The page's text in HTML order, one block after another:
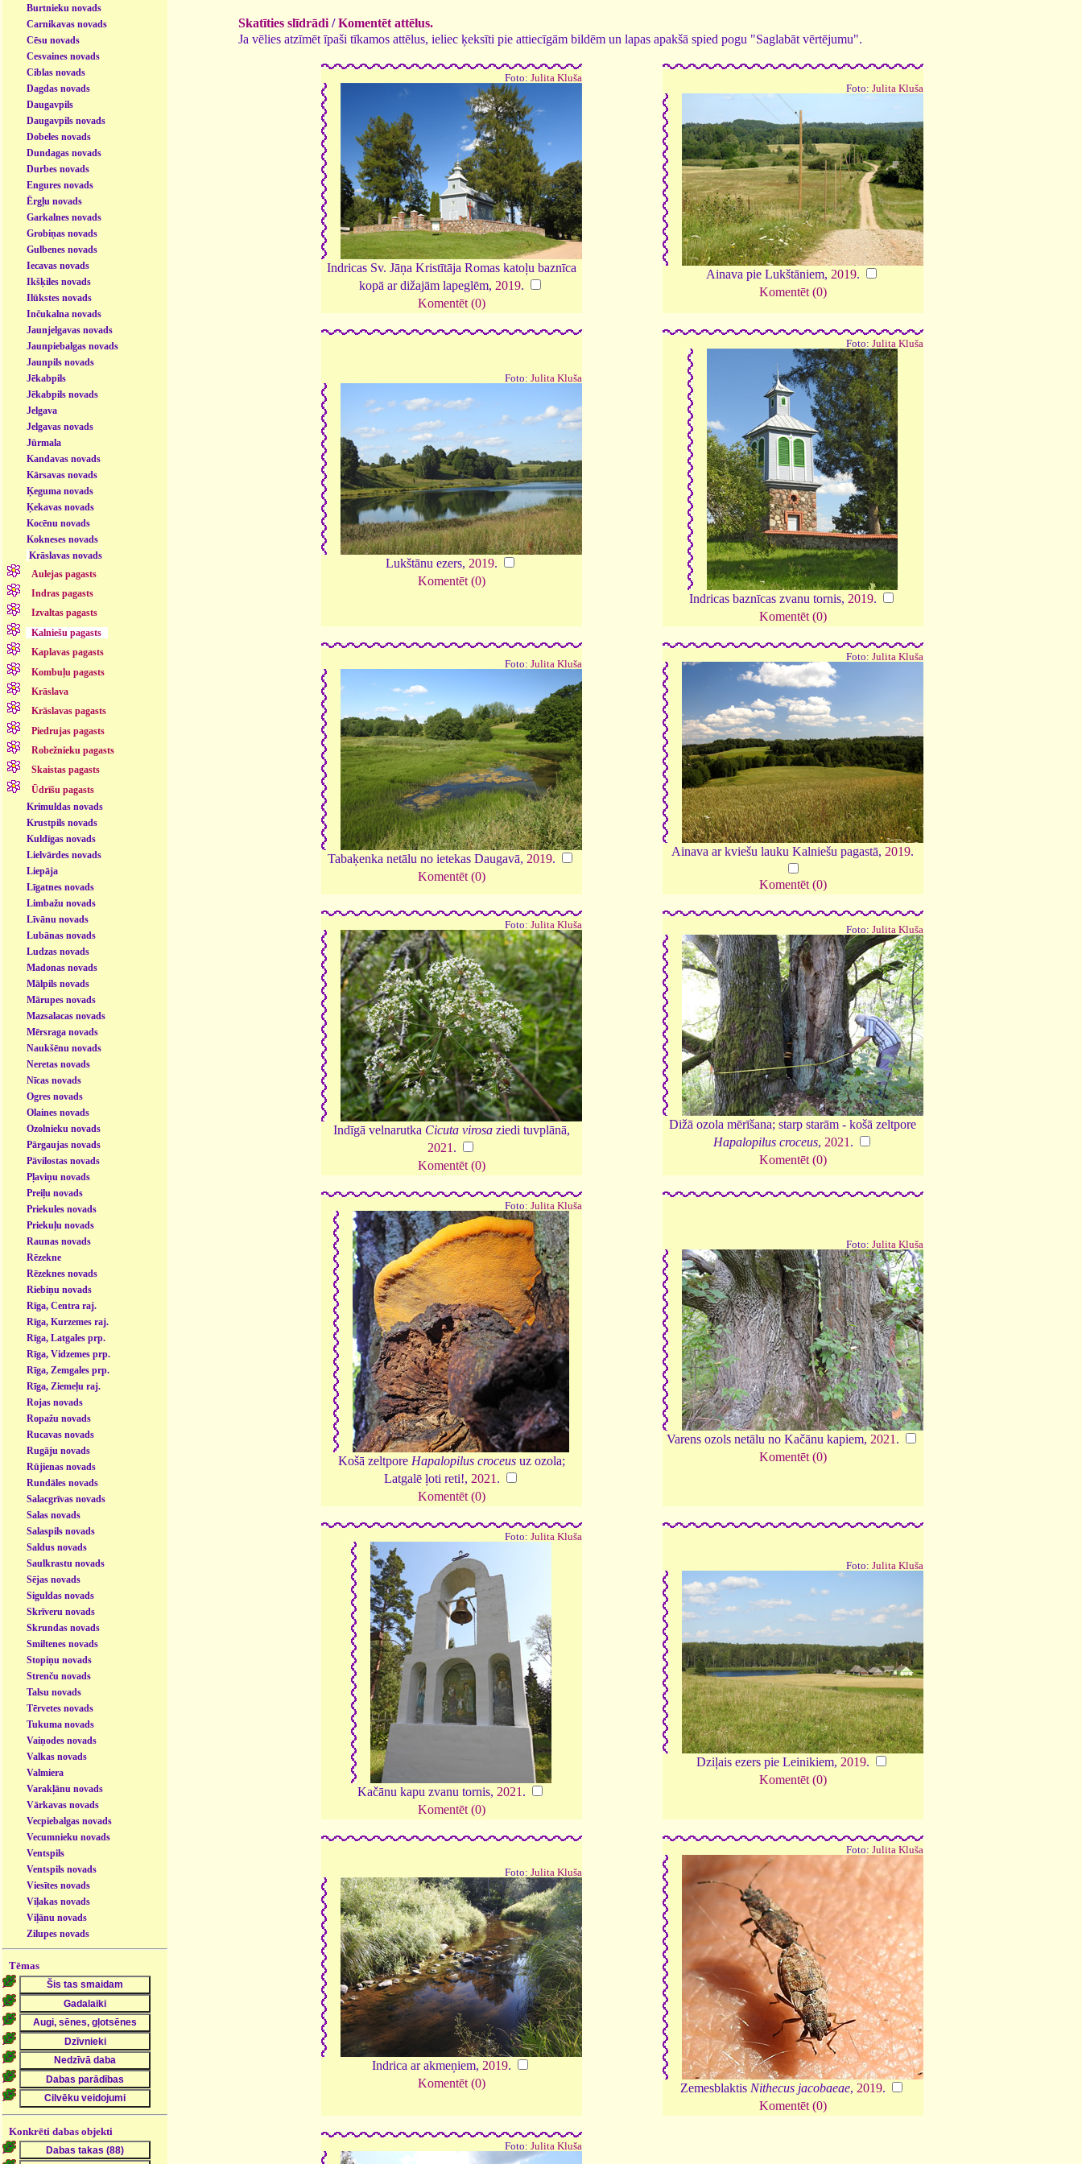
Burtnieku novads
Carnikavas novads
Cēsu novads
Cesvaines novads
Ciblas novads
Dagdas novads
Daugavpils
Daugavpils novads
Dobeles novads
Dundagas novads
Durbes novads
Engures novads
Ērgļu novads
Garkalnes novads
Grobiņas novads
Gulbenes novads
Iecavas novads
Ikšķiles novads
Ilūkstes novads
Inčukalna novads
Jaunjelgavas novads
Jaunpiebalgas novads
Jaunpils novads
Jēkabpils
Jēkabpils novads
Jelgava
Jelgavas novads
Jūrmala
Kandavas novads
Kārsavas novads
Ķeguma novads
Ķekavas novads
Kocēnu novads
Kokneses novads
Krāslavas novads
Aulejas pagasts
Indras pagasts
Izvaltas pagasts
Kalniešu pagasts
Kaplavas pagasts
Kombuļu pagasts
Krāslava
Krāslavas pagasts
Piedrujas pagasts
Robežnieku pagasts
Skaistas pagasts
Ūdrīšu pagasts
Krimuldas novads
Krustpils novads
Kuldīgas novads
Lielvārdes novads
Liepāja
Līgatnes novads
Limbažu novads
Līvānu novads
Lubānas novads
Ludzas novads
Madonas novads
Mālpils novads
Mārupes novads
Mazsalacas novads
Mērsraga novads
Naukšēnu novads
Neretas novads
Nīcas novads
Ogres novads
Olaines novads
Ozolnieku novads
Pārgaujas novads
Pāvilostas novads
Pļaviņu novads
Preiļu novads
Priekules novads
Priekuļu novads
Raunas novads
Rēzekne
Rēzeknes novads
Riebiņu novads
Rīga, Centra raj.
Rīga, Kurzemes raj.
Rīga, Latgales prp.
Rīga, Vidzemes prp.
Rīga, Zemgales prp.
Rīga, Ziemeļu raj.
Rojas novads
Ropažu novads
Rucavas novads
Rugāju novads
Rūjienas novads
Rundāles novads
Salacgrīvas novads
Salas novads
Salaspils novads
Saldus novads
Saulkrastu novads
Sējas novads
Siguldas novads
Skrīveru novads
Skrundas novads
Smiltenes novads
Stopiņu novads
Strenču novads
Talsu novads
Tērvetes novads
Tukuma novads
Vaiņodes novads
Valkas novads
Valmiera
Varakļānu novads
Vārkavas novads
Vecpiebalgas novads
Vecumnieku novads
Ventspils
Ventspils novads
Viesītes novads
Viļakas novads
Viļānu novads
Zilupes novads
Tēmas
Konkrēti dabas objekti
Skatīties slīdrādi /Komentēt attēlus.
Ja vēlies atzīmēt īpaši tīkamos attēlus, ieliec ķeksīti pie attiecīgām bildēm un lapas apakšā spied pogu "Saglabāt vērtējumu".
Foto: Julita Kluša
Indricas Sv. Jāņa Kristītāja Romas katoļu baznīca
kopā ar dižajām lapeglēm, 2019.
Komentēt (0)
Foto: Julita Kluša
Ainava pie Lukštāniem, 2019.
Komentēt (0)
Foto: Julita Kluša
Lukštānu ezers, 2019.
Komentēt (0)
Foto: Julita Kluša
Indricas baznīcas zvanu tornis, 2019.
Komentēt (0)
Foto: Julita Kluša
Tabaķenka netālu no ietekas Daugavā, 2019.
Komentēt (0)
Foto: Julita Kluša
Ainava ar kviešu lauku Kalniešu pagastā, 2019.
Komentēt (0)
Foto: Julita Kluša
Indīgā velnarutka Cicuta virosaziedi tuvplānā,
2021 .
Komentēt (0)
Foto: Julita Kluša
Dižā ozola mērīšana; starp starām - košā zeltpore
Hapalopilus croceus, 2021 .
Komentēt (0)
Foto: Julita Kluša
Košā zeltpore Hapalopilus croceusuz ozola;
Latgalē ļoti reti!, 2021 .
Komentēt (0)
Foto: Julita Kluša
Varens ozols netālu no Kačānu kapiem, 2021 .
Komentēt (0)
Foto: Julita Kluša
Kačānu kapu zvanu tornis, 2021 .
Komentēt (0)
Foto: Julita Kluša
Dziļais ezers pie Leinikiem, 2019.
Komentēt (0)
Foto: Julita Kluša
Indrica ar akmeņiem, 2019.
Komentēt (0)
Foto: Julita Kluša
Zemesblaktis Nithecus jacobaeae, 2019.
Komentēt (0)
Foto: Julita Kluša